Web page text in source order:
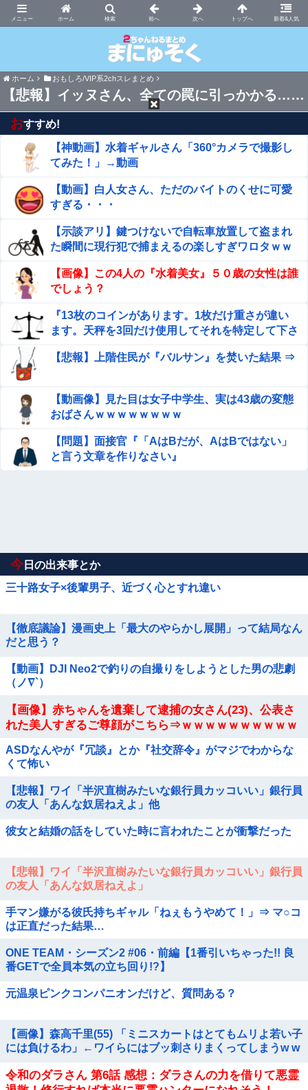
ホーム 新着&人気
まにゅそく 2chまとめニュース速報VIP
ホーム おもしろ/VIP系2chスレまとめ
【悲報】イッヌさん、全ての罠に引っかかる……
おすすめ!
【神動画】水着ギャルさん「360°カメラで撮影し
てみた！」→動画
【動画】白人女さん、ただのバイトのくせに可愛
すぎる・・・
【示談アリ】鍵つけないで自転車放置して盗まれ
た瞬間に現行犯で捕まえるの楽しすぎワロタｗｗ
【画像】この4人の『水着美女』５０歳の女性は誰
でしょう？
『13枚のコインがあります。1枚だけ重さが違い
ます。天秤を3回だけ使用してそれを特定して下さ
【悲報】上階住民が『バルサン』を焚いた結果 ⇒
【動画像】見た目は女子中学生、実は43歳の変態
おばさんｗｗｗｗｗｗｗｗ
【問題】面接官『「AはBだが、AはBではない」
と言う文章を作りなさい』
今 日の出来事とか
三十路女子×後輩男子、近づく心とすれ違い
【徹底議論】漫画史上「最大のやらかし展開」って結局なん
だと思う？
【動画】DJI Neo2で釣りの自撮りをしようとした男の悲劇
（ノ∇`）
【画像】赤ちゃんを遺棄して逮捕の女さん(23)、公表さ
れた美人すぎるご尊顔がこちら⇒ｗｗｗｗｗｗｗｗｗｗ
ASDなんやが『冗談』とか『社交辞令』がマジでわからな
くて怖い
【悲報】ワイ「半沢直樹みたいな銀行員カッコいい」銀行員
の友人「あんな奴居ねえよ」他
彼女と結婚の話をしていた時に言われたことが衝撃だった
【悲報】ワイ「半沢直樹みたいな銀行員カッコいい」銀行員
の友人「あんな奴居ねえよ」
手マン嫌がる彼氏持ちギャル「ねぇもうやめて！」⇒ マ○コ
は正直だった結果…
ONE TEAM・シーズン2 #06・前編【1番引いちゃった!! 良
番GETで全員本気の立ち回り!?】
元温泉ピンクコンパニオンだけど、質問ある？
【画像】森高千里(55) 「ミニスカートはとてもムリよ若い子
には負けるわ」←ワイらにはブッ刺さりまくってしまうw w
令和のダラさん 第6話 感想：ダラさんの力を借りて悪霊